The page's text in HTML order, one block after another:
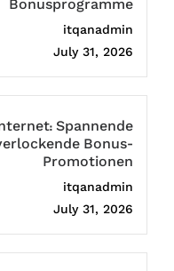
Bonusprogramme
itqanadmin
July 31, 2026
Spannende
Bonus-
Promotionen
itqanadmin
July 31, 2026